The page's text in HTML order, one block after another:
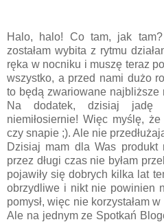
Halo, halo! Co tam, jak
zostałam wybita z rytmu
ręka w nocniku i muszę teraz
wszystko, a przed nami dużo
to będą zwariowane
Na dodatek, dzisiaj
niemiłosiernie! Więc myślę,
czy snapie ;). Ale nie
Dzisiaj mam dla Was
przez długi czas nie byłam
pojawiły się dobrych kilka lat
obrzydliwe i nikt nie powinien
pomysł, więc nie korzystałam
Ale na jednym ze Spotkań